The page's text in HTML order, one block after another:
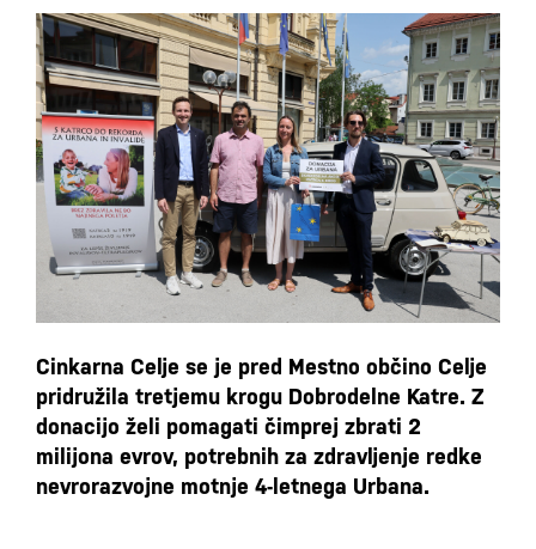
Cinkarna Celje se je pred Mestno občino Celje
pridružila tretjemu krogu Dobrodelne Katre. Z
donacijo želi pomagati čimprej zbrati 2
milijona evrov, potrebnih za zdravljenje redke
nevrorazvojne motnje 4-letnega Urbana.